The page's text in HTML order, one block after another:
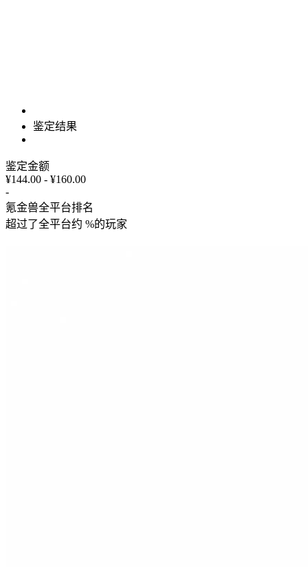
鉴定结果
鉴定金额
¥144.00 - ¥160.00
-
氪金兽全平台排名
超过了全平台约 %的玩家